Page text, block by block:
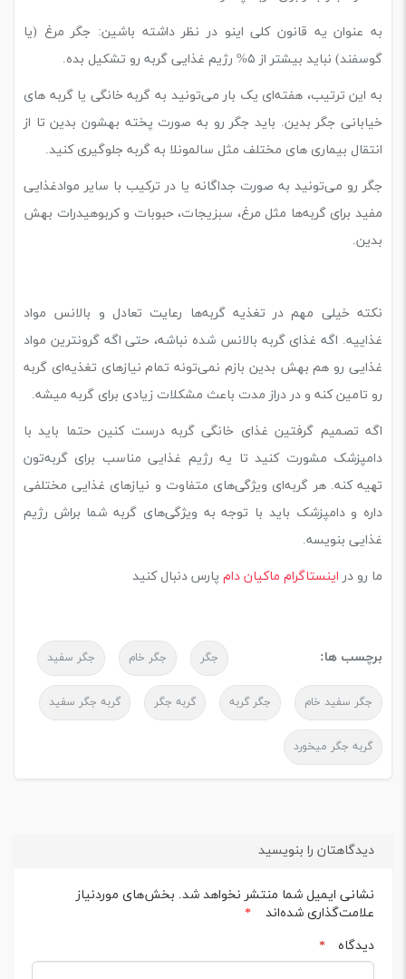
به عنوان یه قانون کلی اینو در نظر داشته باشین: جگر مرغ (یا
گوسفند) نباید بیشتر از ۵% رژیم غذایی گربه رو تشکیل بده.
به این ترتیب، هفته‌ای یک بار می‌‌تونید به گربه خانگی یا گربه های
خیابانی جگر بدین. باید جگر رو به صورت پخته بهشون بدین تا از
انتقال بیماری های مختلف مثل سالمونلا به گربه جلوگیری کنید.
جگر رو می‌تونید به صورت جداگانه یا در ترکیب با سایر موادغذایی
مفید برای گربه‌ها مثل مرغ، سبزیجات، حبوبات و کربوهیدرات بهش
بدین.
نکته خیلی مهم در تغذیه گربه‌ها رعایت تعادل و بالانس مواد
غذاییه. اگه غذای گربه بالانس شده نباشه، حتی اگه گرونترین مواد
غذایی رو هم بهش بدین بازم نمی‌تونه تمام نیازهای تغذیه‌‌ای گربه
رو تامین کنه و در دراز مدت باعث مشکلات زیادی برای گربه میشه.
اگه تصمیم گرفتین غذای خانگی گربه درست کنین حتما باید با
دامپزشک مشورت کنید تا یه رژیم غذایی مناسب برای گربه‌تون
تهیه کنه. هر گربه‌ای ویژگی‌های متفاوت و نیازهای غذایی مختلفی
داره و دامپزشک باید با توجه به ویژگی‌های گربه شما براش رژیم
غذایی بنویسه.
ما رو در اینستاگرام ماکیان دام پارس دنبال کنید
برچسب ها: جگر جگر خام جگر سفید
جگر سفید خام جگر گربه گربه جگر گربه جگر سفید
گربه جگر میخورد
دیدگاهتان را بنویسید
نشانی ایمیل شما منتشر نخواهد شد. بخش‌های موردنیاز
علامت‌گذاری شده‌اند
*
دیدگاه
*